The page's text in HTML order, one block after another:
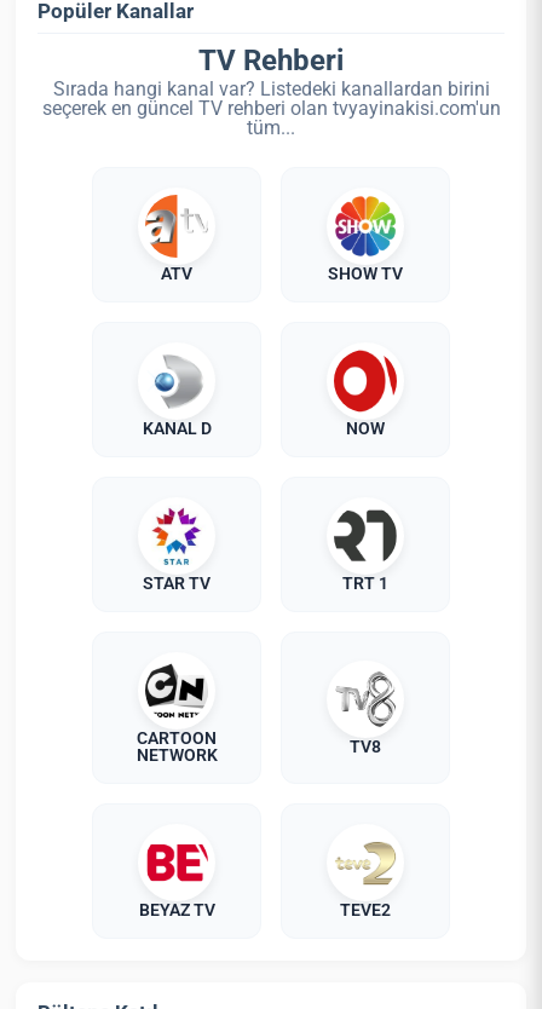
Popüler Kanallar
TV Rehberi
Sırada hangi kanal var? Listedeki kanallardan birini
seçerek en güncel TV rehberi olan tvyayinakisi.com'un
tüm...
ATV SHOW TV
KANAL D NOW
STAR TV TRT 1
CARTOON
NETWORK
TV8
BEYAZ TV TEVE2